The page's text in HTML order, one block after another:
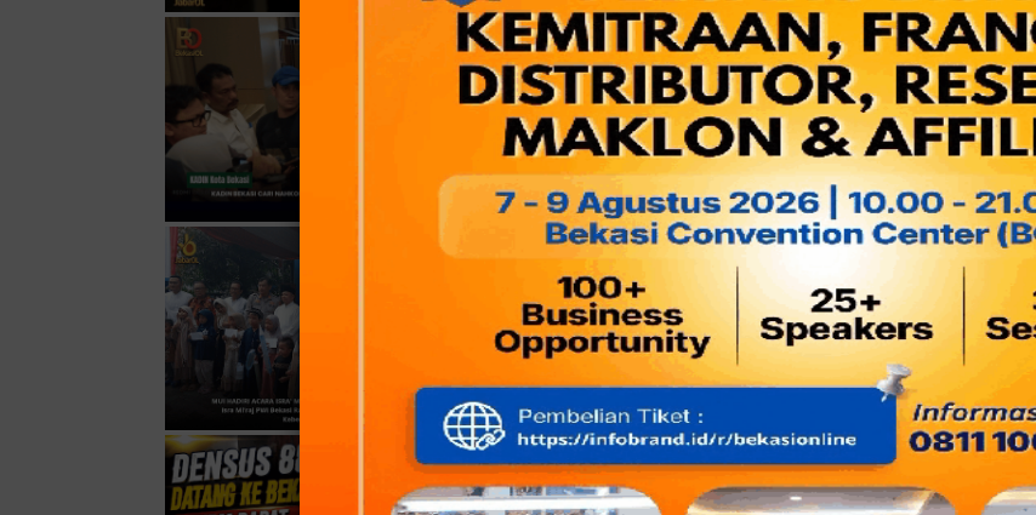
Masalah rasa, lumayan walau tak terlalu istimewa
agar bakso buatan ibunya tercinta ini menjadi nilai
usahanya semakin laku dan digemari para
bersifat promosi dia lakukan. Dan tampaknya kini ia
dari kalangan pelajar di sekolah-sekolah di lingkungan